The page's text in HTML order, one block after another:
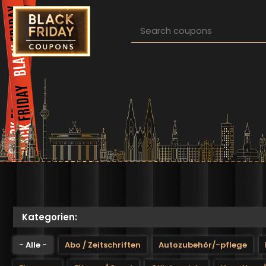
Direkt zum Inhalt
Pfadnavigation
Kategorien:
- Alle - Abo / Zeitschriften Autozubehör/-pflege